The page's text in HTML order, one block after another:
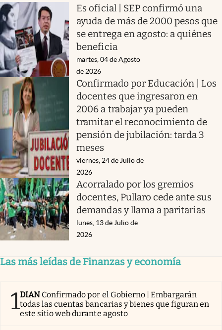
Es oficial | SEP confirmó una
ayuda de más de 2000 pesos que
se entrega en agosto: a quiénes
beneficia
martes, 04 de Agosto
de 2026
Confirmado por Educación | Los
docentes que ingresaron en
2006 a trabajar ya pueden
tramitar el reconocimiento de
pensión de jubilación: tarda 3
meses
viernes, 24 de Julio de
2026
Acorralado por los gremios
docentes, Pullaro cede ante sus
demandas y llama a paritarias
lunes, 13 de Julio de
2026
Las más leídas de Finanzas y economía
1DIAN Confirmado por el Gobierno | Embargarán
todas las cuentas bancarias y bienes que figuran en
este sitio web durante agosto